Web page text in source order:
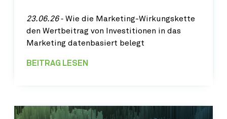
23.06.26‐ Wie die Marketing-Wirkungskette
den Wertbeitrag von Investitionen in das
Marketing datenbasiert belegt
BEITRAG LESEN